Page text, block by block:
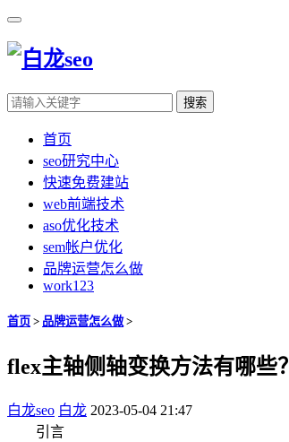
搜索
首页
seo研究中心
快速免费建站
web前端技术
aso优化技术
sem帐户优化
品牌运营怎么做
work123
首页 > 品牌运营怎么做>
flex主轴侧轴变换方法有哪些？
白龙seo 白龙 2023-05-04 21:47
引言